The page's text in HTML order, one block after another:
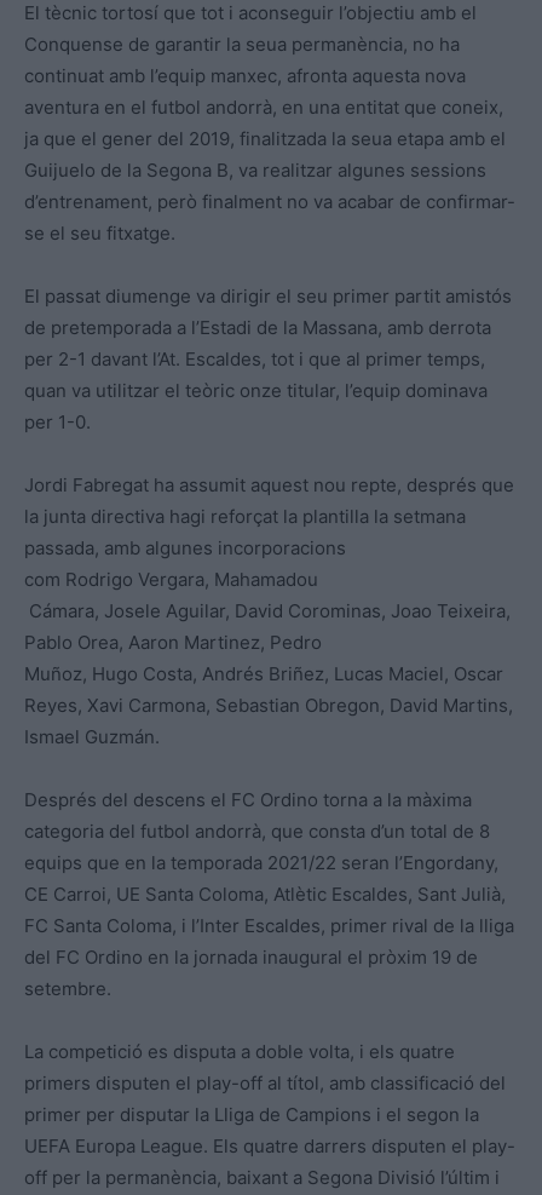
El tècnic tortosí que tot i aconseguir l’objectiu amb el
Conquense de garantir la seua permanència, no ha
continuat amb l’equip manxec, afronta aquesta nova
aventura en el futbol andorrà, en una entitat que coneix,
ja que el gener del 2019, finalitzada la seua etapa amb el
Guijuelo de la Segona B, va realitzar algunes sessions
d’entrenament, però finalment no va acabar de confirmar-
se el seu fitxatge.
El passat diumenge va dirigir el seu primer partit amistós
de pretemporada a l’Estadi de la Massana, amb derrota
per 2-1 davant l’At. Escaldes, tot i que al primer temps,
quan va utilitzar el teòric onze titular, l’equip dominava
per 1-0.
Jordi Fabregat ha assumit aquest nou repte, després que
la junta directiva hagi reforçat la plantilla la setmana
passada, amb algunes incorporacions
com Rodrigo Vergara, Mahamadou
Cámara, Josele Aguilar, David Corominas, Joao Teixeira,
Pablo Orea, Aaron Martinez, Pedro
Muñoz, Hugo Costa, Andrés Briñez, Lucas Maciel, Oscar
Reyes, Xavi Carmona, Sebastian Obregon, David Martins,
Ismael Guzmán.
Després del descens el FC Ordino torna a la màxima
categoria del futbol andorrà, que consta d’un total de 8
equips que en la temporada 2021/22 seran l’Engordany,
CE Carroi, UE Santa Coloma, Atlètic Escaldes, Sant Julià,
FC Santa Coloma, i l’Inter Escaldes, primer rival de la lliga
del FC Ordino en la jornada inaugural el pròxim 19 de
setembre.
La competició es disputa a doble volta, i els quatre
primers disputen el play-off al títol, amb classificació del
primer per disputar la Lliga de Campions i el segon la
UEFA Europa League. Els quatre darrers disputen el play-
off per la permanència, baixant a Segona Divisió l’últim i